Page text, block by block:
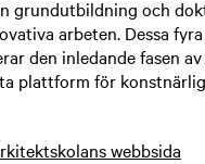
grundutbildning och
arbeten. Dessa
den inledande fasen
plattform för
webbsida